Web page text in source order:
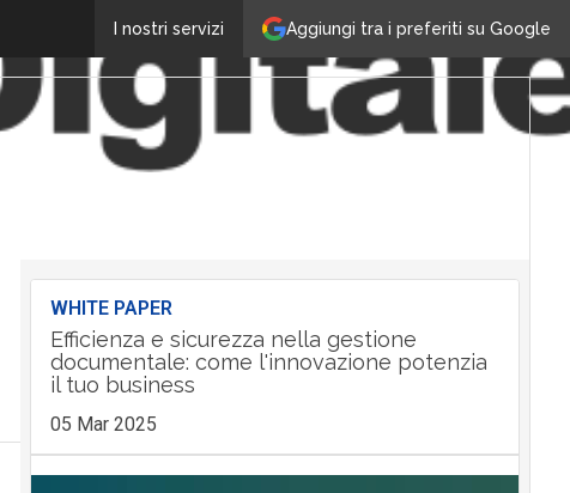
Aggiungi tra i preferiti su Google
I nostri servizi
WHITE PAPER
Efficienza e sicurezza nella gestione
documentale: come l'innovazione potenzia
il tuo business
05 Mar 2025